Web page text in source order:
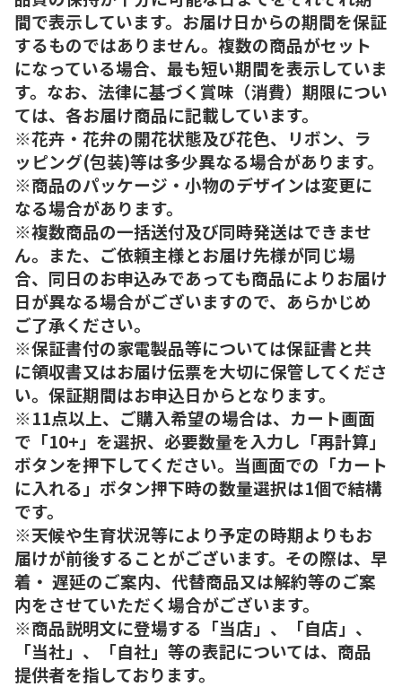
間で表示しています。お届け日からの期間を保証
するものではありません。複数の商品がセット
になっている場合、最も短い期間を表示していま
す。なお、法律に基づく賞味（消費）期限につい
ては、各お届け商品に記載しています。
※花卉・花弁の開花状態及び花色、リボン、ラ
ッピング(包装)等は多少異なる場合があります。
※商品のパッケージ・小物のデザインは変更に
なる場合があります。
※複数商品の一括送付及び同時発送はできませ
ん。また、ご依頼主様とお届け先様が同じ場
合、同日のお申込みであっても商品によりお届け
日が異なる場合がございますので、あらかじめ
ご了承ください。
※保証書付の家電製品等については保証書と共
に領収書又はお届け伝票を大切に保管してくださ
い。保証期間はお申込日からとなります。
※11点以上、ご購入希望の場合は、カート画面
で「10+」を選択、必要数量を入力し「再計算」
ボタンを押下してください。当画面での「カート
に入れる」ボタン押下時の数量選択は1個で結構
です。
※天候や生育状況等により予定の時期よりもお
届けが前後することがございます。その際は、早
着・ 遅延のご案内、代替商品又は解約等のご案
内をさせていただく場合がございます。
※商品説明文に登場する「当店」、「自店」、
「当社」、「自社」等の表記については、商品
提供者を指しております。